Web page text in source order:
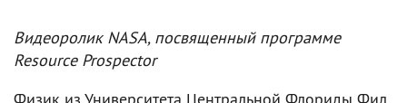
Видеоролик NASA, посвященный программе
Resource Prospector
Физик из Университета Центральной Флориды Фил